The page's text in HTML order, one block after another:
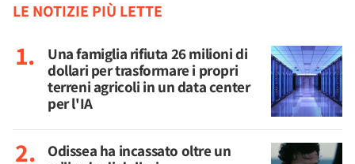
LE NOTIZIE PIÙ LETTE
Una famiglia rifiuta 26 milioni di
dollari per trasformare i propri
terreni agricoli in un data center
per l'IA
Odissea ha incassato oltre un